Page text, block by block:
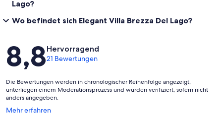
Lago?
Wo befindet sich Elegant Villa Brezza Del Lago?
Bewertungen
8,8Hervorragend
21 Bewertungen
Die Bewertungen werden in chronologischer Reihenfolge angezeigt,
unterliegen einem Moderationsprozess und wurden verifiziert, sofern nicht
anders angegeben.
Mehr erfahren
Wird